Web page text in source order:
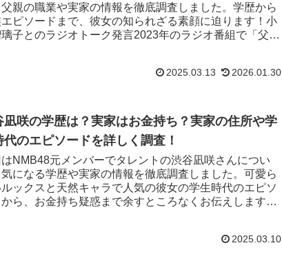
親の職業や実家の情報を徹底調査しました。学歴から
ピソードまで、彼女の知られざる素顔に迫ります！小
子とのラジオトーク発言2023年のラジオ番組で「父が
2025.03.13 2026.01.30
凪咲の学歴は？実家はお金持ち？実家の住所や学
代のエピソードを詳しく調査！
NMB48元メンバーでタレントの渋谷凪咲さんについ
になる学歴や実家の情報を徹底調査しました。可愛ら
ックスと天然キャラで人気の彼女の学生時代のエピソ
ら、お金持ち疑惑まで余すところなくお伝えします！
2025.03.10